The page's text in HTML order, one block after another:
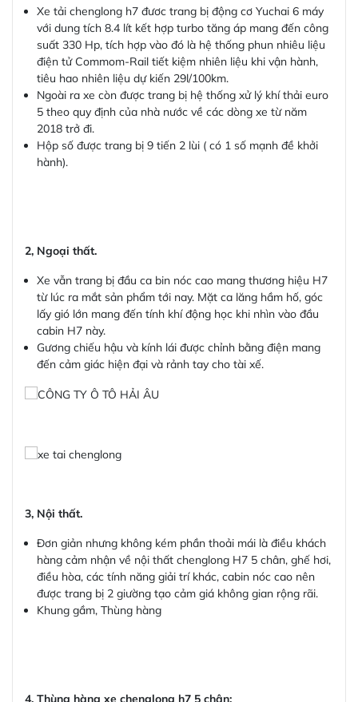
Xe tải chenglong h7 đươc trang bị động cơ Yuchai 6 máy
với dung tích 8.4 lít kết hợp turbo tăng áp mang đến công
suất 330 Hp, tích hợp vào đó là hệ thống phun nhiêu liệu
điện tử Commom-Rail tiết kiệm nhiên liệu khi vận hành,
tiêu hao nhiên liệu dự kiến 29l/100km.
Ngoài ra xe còn được trang bị hệ thống xử lý khí thải euro
5 theo quy định của nhà nước về các dòng xe từ năm
2018 trở đi.
Hộp số được trang bị 9 tiến 2 lùi ( có 1 số mạnh đề khởi
hành).
2, Ngoại thất.
Xe vẫn trang bị đầu ca bin nóc cao mang thương hiệu H7
từ lúc ra mắt sản phẩm tới nay. Mặt ca lăng hầm hố, góc
lấy gió lớn mang đến tính khí động học khi nhìn vào đầu
cabin H7 này.
Gương chiếu hậu và kính lái được chỉnh bằng điện mang
đến cảm giác hiện đại và rảnh tay cho tài xế.
3, Nội thất.
Đơn giản nhưng không kém phần thoải mái là điều khách
hàng cảm nhận về nội thất chenglong H7 5 chân, ghế hơi,
điều hòa, các tính năng giải trí khác, cabin nóc cao nên
được trang bị 2 giường tạo cảm giá không gian rộng rãi.
Khung gầm, Thùng hàng
4. Thùng hàng xe chenglong h7 5 chân: